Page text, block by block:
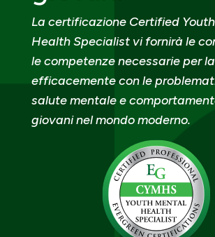
La certificazione Certified
Health Specialist vi fornirà le
le competenze necessarie per
efficacemente con le
salute mentale e
giovani nel mondo moderno.